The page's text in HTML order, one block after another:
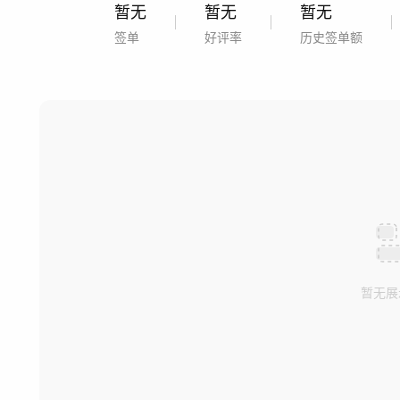
暂无
签单
暂无
好评率
暂无
历史签单额
暂无